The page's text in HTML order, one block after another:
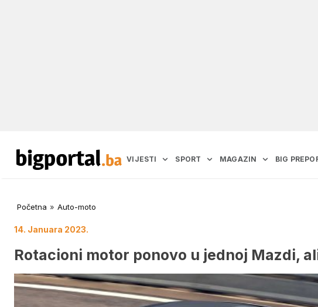
VIJESTI SPORT MAGAZIN BIG
Početna » Auto-moto
14. Januara 2023.
Rotacioni motor ponovo u jednoj Mazdi,